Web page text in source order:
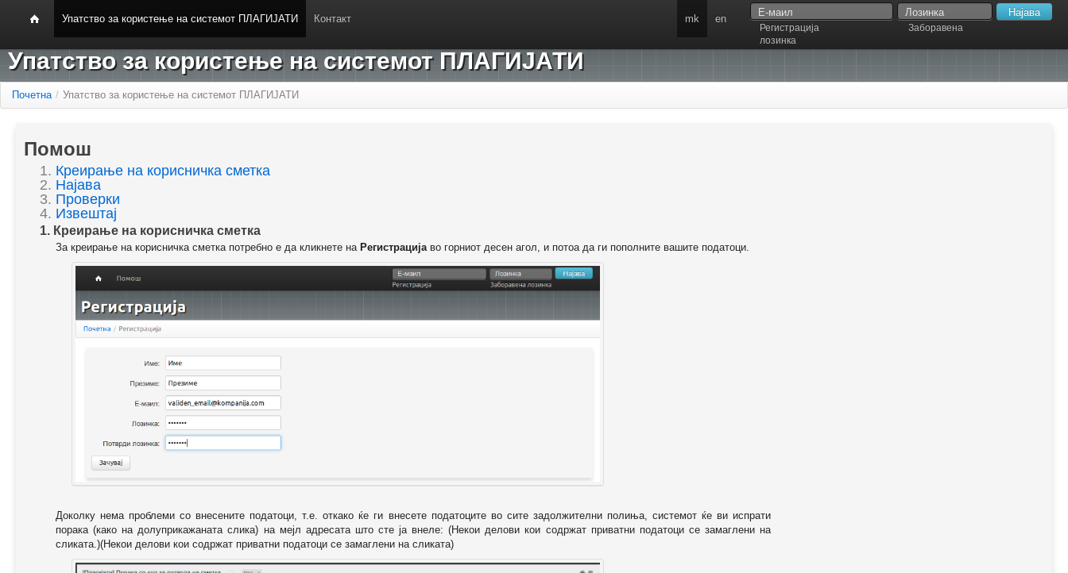
Упатство за користење на системот ПЛАГИЈАТИ Контакт
Регистрација
Заборавена
лозинка
mk en
Упатство за користење на системот ПЛАГИЈАТИ
Почетна / Упатство за користење на системот ПЛАГИЈАТИ
Помош
1. Креирање на корисничка сметка
2. Најава
3. Проверки
4. Извештај
1. Креирање на корисничка сметка
За креирање на корисничка сметка потребно е да кликнете на Регистрацијаво горниот десен агол, и потоа да ги пополните вашите податоци.
Доколку нема проблеми со внесените податоци, т.е. откако ќе ги внесете податоците во сите задолжителни полиња, системот ќе ви испрати
порака (како на долуприкажаната слика) на мејл адресата што сте ја внеле: (Некои делови кои содржат приватни податоци се замаглени на
сликата.)(Некои делови кои содржат приватни податоци се замаглени на сликата)